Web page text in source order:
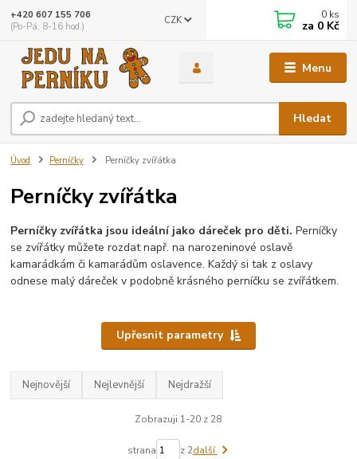
Menu
CZK
Hledat
+420 607 155 706
(Po-Pá, 8-16 hod.)
0 ks
za 0 Kč
Úvod Perníčky Perníčky zvířátka
Perníčky zvířátka
Perníčky zvířátka jsou ideální jako dáreček pro děti. Perníčky
se zvířátky můžete rozdat např. na narozeninové oslavě
kamarádkám či kamarádům oslavence. Každý si tak z oslavy
odnese malý dáreček v podobně krásného perníčku se zvířátkem.
Upřesnit parametry
Nejnovější Nejlevnější Nejdražší
Zobrazuji 1-20 z 28
strana z 2další